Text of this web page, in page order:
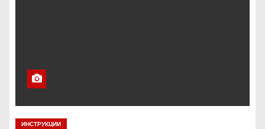
ИНСТРУКЦИИ